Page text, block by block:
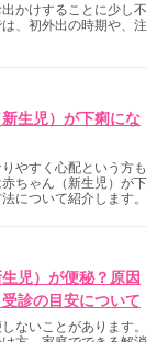
かけすることに少し不
、初外出の時期や、注
生児）が下痢にな
やすく心配という方も
ちゃん（新生児）が下
について紹介します。
児）が便秘？原因
診の目安について
ないことがあります。